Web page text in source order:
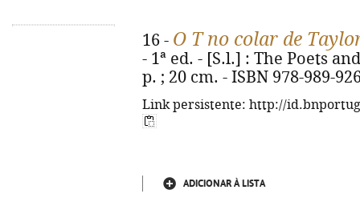
16 - O T no colar de
- 1ª ed. - [S.l.] : The Poets
p. ; 20 cm. - ISBN 978-989-
Link persistente: http://
ADICIONAR À LISTA